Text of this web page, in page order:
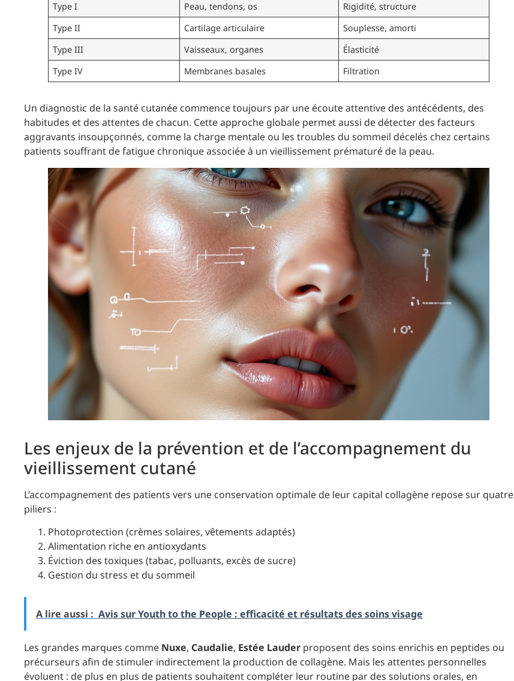
Type I
Peau, tendons, os
Rigidité, structure
Type II
Cartilage articulaire
Souplesse, amorti
Type III
Vaisseaux, organes
Élasticité
Type IV
Membranes basales Filtration
Un diagnostic de la santé cutanée commence toujours par une écoute attentive des antécédents, des
habitudes et des attentes de chacun. Cette approche globale permet aussi de détecter des facteurs
aggravants insoupçonnés, comme la charge mentale ou les troubles du sommeil décelés chez certains
patients souffrant de fatigue chronique associée à un vieillissement prématuré de la peau.
Les enjeux de la prévention et de l’accompagnement du
vieillissement cutané
L’accompagnement des patients vers une conservation optimale de leur capital collagène repose sur quatre
piliers :
Photoprotection (crèmes solaires, vêtements adaptés)
Alimentation riche en antioxydants
Éviction des toxiques (tabac, polluants, excès de sucre)
Gestion du stress et du sommeil
A lire aussi : Avis sur Youth to the People : efficacité et résultats des soins visage
Les grandes marques comme Nuxe, Caudalie, Estée Lauder proposent des soins enrichis en peptides ou
précurseurs afin de stimuler indirectement la production de collagène. Mais les attentes personnelles
évoluent : de plus en plus de patients souhaitent compléter leur routine par des solutions orales, en